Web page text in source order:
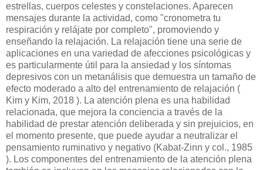
estrellas, cuerpos celestes y constelaciones. Aparecen
mensajes durante la actividad, como "cronometra tu
respiración y relájate por completo", promoviendo y
enseñando la relajación. La relajación tiene una serie de
aplicaciones en una variedad de afecciones psicológicas y
es particularmente útil para la ansiedad y los síntomas
depresivos con un metanálisis que demuestra un tamaño de
efecto moderado a alto del entrenamiento de relajación (
Kim y Kim, 2018 ). La atención plena es una habilidad
relacionada, que mejora la conciencia a través de la
habilidad de prestar atención deliberada y sin prejuicios, en
el momento presente, que puede ayudar a neutralizar el
pensamiento ruminativo y negativo (Kabat-Zinn y col., 1985
). Los componentes del entrenamiento de la atención plena